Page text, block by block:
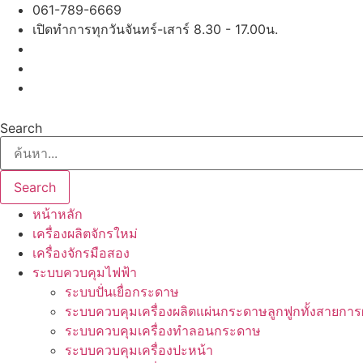
Skip
content
061-789-6669
เปิดทำการทุกวันจันทร์-เสาร์ 8.30 - 17.00น.
Search
Search
หน้าหลัก
เครื่องผลิตจักรใหม่
เครื่องจักรมือสอง
ระบบควบคุมไฟฟ้า
ระบบปั่นเยื่อกระดาษ
ระบบควบคุมเครื่องผลิตแผ่นกระดาษลูกฟูกทั้งสายกา
ระบบควบคุมเครื่องทำลอนกระดาษ
ระบบควบคุมเครื่องปะหน้า